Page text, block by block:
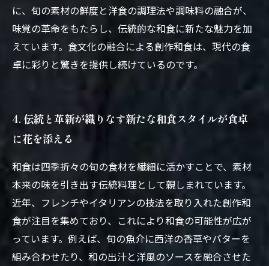
に、旬の素材の鮮度と洋食の調理法や調味料の融合が、
味覚の革命をもたらし、伝統的な和食に新たな魅力を加
えています。食文化の融合による創作和食は、現代の食
卓に彩りと驚きを提供し続けているのです。
4. 伝統と革新が織りなす新たな和食スタイルが食卓
に花を添える
和食は四季折々の旬の食材を繊細に活かすことで、素材
本来の味を引き出す伝統料理として親しまれています。
近年、フレンチやイタリアンの技法を取り入れた創作和
食が注目を集めており、これにより和食の可能性が広が
っています。例えば、旬の魚介に西洋の香草やバターを
組み合わせたり、和の出汁と洋風のソースを融合させた